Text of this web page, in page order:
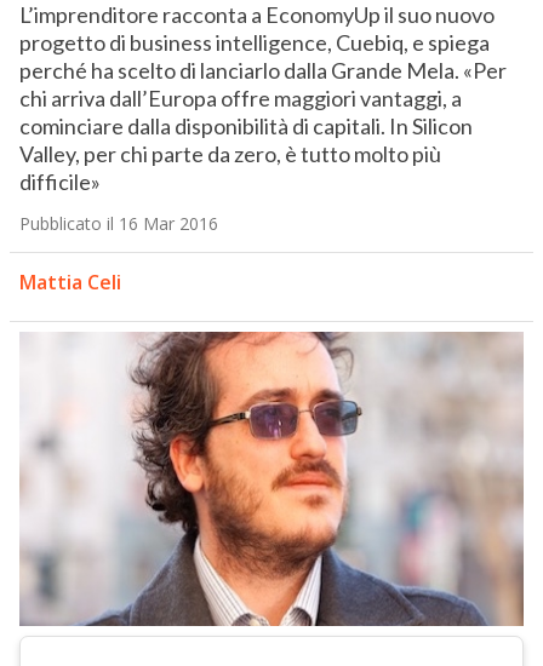
L’imprenditore racconta a EconomyUp il suo nuovo
progetto di business intelligence, Cuebiq, e spiega
perché ha scelto di lanciarlo dalla Grande Mela. «Per
chi arriva dall’Europa offre maggiori vantaggi, a
cominciare dalla disponibilità di capitali. In Silicon
Valley, per chi parte da zero, è tutto molto più
difficile»
Pubblicato il 16 Mar 2016
Mattia Celi